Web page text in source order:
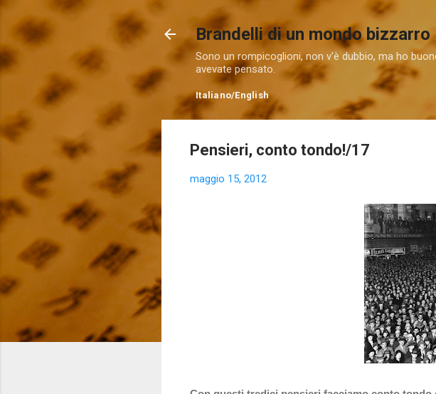
Brandelli di un mondo bizzarro
Sono un rompicoglioni, non v'è dubbio, ma ho
avevate pensato.
Italiano/English
Pensieri, conto tondo!/17
maggio 15, 2012